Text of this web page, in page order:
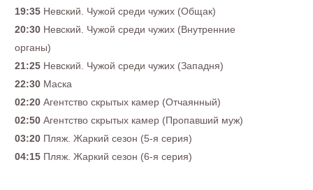
19:35 Невский. Чужой среди чужих (Общак)
20:30 Невский. Чужой среди чужих (Внутренние
органы)
21:25 Невский. Чужой среди чужих (Западня)
22:30 Маска
02:20 Агентство скрытых камер (Отчаянный)
02:50 Агентство скрытых камер (Пропавший муж)
03:20 Пляж. Жаркий сезон (5-я серия)
04:15 Пляж. Жаркий сезон (6-я серия)